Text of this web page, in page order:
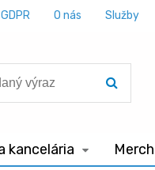
O nás Služby
kancelária Merch